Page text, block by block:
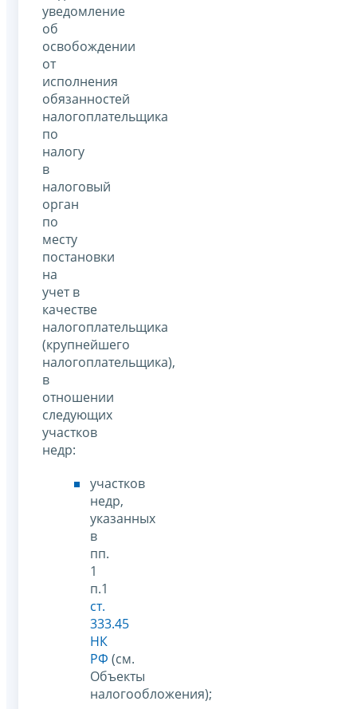
уведомление
об
освобождении
от
исполнения
обязанностей
налогоплательщика
по
налогу
в
налоговый
орган
по
месту
постановки
на
учет в
качестве
налогоплательщика
(крупнейшего
налогоплательщика),
в
отношении
следующих
участков
недр:
участков
недр,
указанных
в
пп.
1
п.1
ст.
333.45
НК
РФ (см.
Объекты
налогообложения);